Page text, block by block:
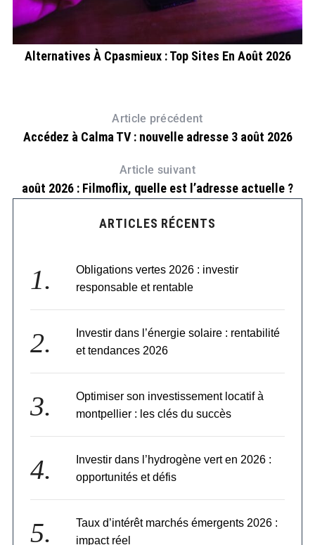
Alternatives À Cpasmieux : Top Sites En Août 2026
Article précédent
Accédez à Calma TV : nouvelle adresse 3 août 2026
Article suivant
août 2026 : Filmoflix, quelle est l’adresse actuelle ?
ARTICLES RÉCENTS
Obligations vertes 2026 : investir
responsable et rentable
Investir dans l’énergie solaire : rentabilité
et tendances 2026
Optimiser son investissement locatif à
montpellier : les clés du succès
Investir dans l’hydrogène vert en 2026 :
opportunités et défis
Taux d’intérêt marchés émergents 2026 :
impact réel